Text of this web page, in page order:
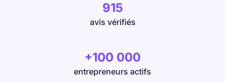
915
avis vérifiés
+100 000
entrepreneurs actifs